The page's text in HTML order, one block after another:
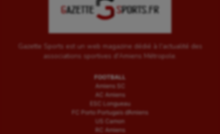
Gazette Sports est un web magazine dédié à l'actualité des
associations sportives d'Amiens Métropole.
FOOTBALL
Amiens SC
AC Amiens
ESC Longueau
FC Porto Portugais d’Amiens
US Camon
RC Amiens